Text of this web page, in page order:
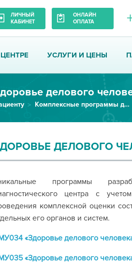
ЛИЧНЫЙ
КАБИНЕТ
ОНЛАЙН
ОПЛАТА
УСЛУГИ И ЦЕНЫ
делового
Комплексные программы диагностики (check up)
ДЕЛОВОГО
программы
центра с
комплексной оценки
его органов и систем.
«Здоровье делового
«Здоровье делового